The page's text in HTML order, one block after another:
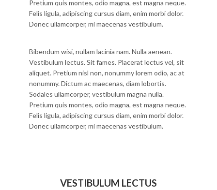
Pretium quis montes, odio magna, est magna neque.
Felis ligula, adipiscing cursus diam, enim morbi dolor.
Donec ullamcorper, mi maecenas vestibulum.
Bibendum wisi, nullam lacinia nam. Nulla aenean.
Vestibulum lectus. Sit fames. Placerat lectus vel, sit
aliquet. Pretium nisl non, nonummy lorem odio, ac at
nonummy. Dictum ac maecenas, diam lobortis.
Sodales ullamcorper, vestibulum magna nulla.
Pretium quis montes, odio magna, est magna neque.
Felis ligula, adipiscing cursus diam, enim morbi dolor.
Donec ullamcorper, mi maecenas vestibulum.
VESTIBULUM LECTUS